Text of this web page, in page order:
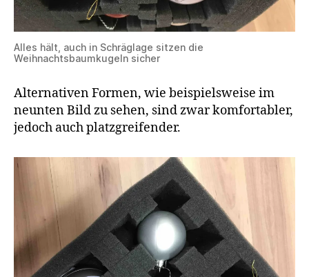
Alles hält, auch in Schräglage sitzen die
Weihnachtsbaumkugeln sicher
Alternativen Formen, wie beispielsweise im
neunten Bild zu sehen, sind zwar komfortabler,
jedoch auch platzgreifender.